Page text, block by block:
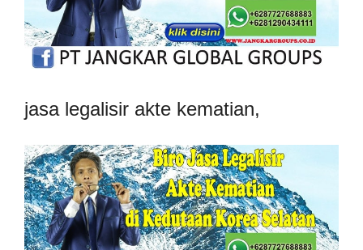
jasa legalisir akte kematian,